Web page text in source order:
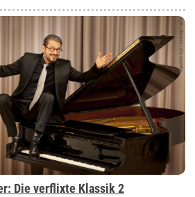
Die verflixte Klassik 2